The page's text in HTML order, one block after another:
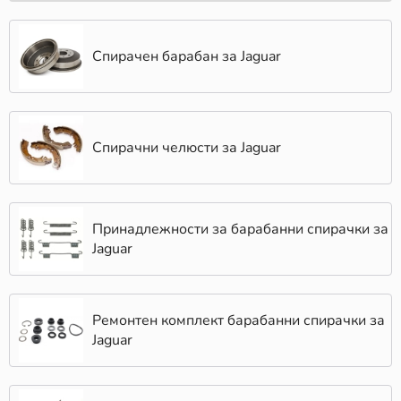
PAGID, BLUE PRINT, ABE, FERODO, EIBACH. Всеки от
издръжливост и оптимално представяне. Поръчайте
днес и се възползвайте от светкавична доставка в
следващата сутрин, независимо къде се намирате в
страната.
Спирачен барабан за Jaguar
Спирачни челюсти за Jaguar
Принадлежности за барабанни спирачки за
Jaguar
Ремонтен комплект барабанни спирачки за
Jaguar